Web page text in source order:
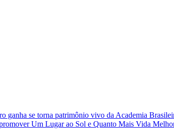
ganha se torna patrimônio vivo da Academia
Um Lugar ao Sol e Quanto Mais Vida